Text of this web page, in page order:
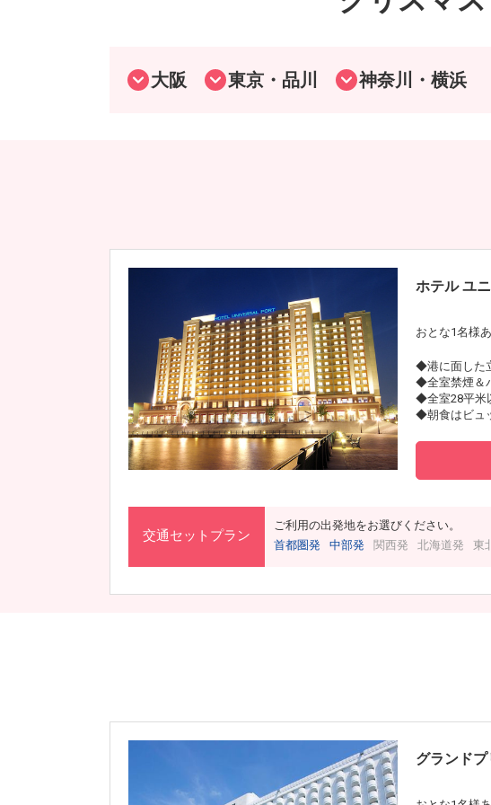
大阪 東京・品川 神奈川・横浜
ホテル ユ
おとな1名様
◆港に面した
◆全室禁煙＆
◆全室28平米
◆朝食はビュ
交通セットプラン
ご利用の出発地をお選びください。
首都圏発
中部発 関西発 北海道発 東
グランド